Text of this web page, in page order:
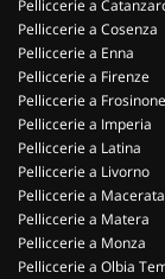
Pelliccerie a
Pelliccerie a Cosenza
Pelliccerie a Enna
Pelliccerie a Firenze
Pelliccerie a Frosinone
Pelliccerie a Imperia
Pelliccerie a Latina
Pelliccerie a Livorno
Pelliccerie a Macerata
Pelliccerie a Matera
Pelliccerie a Monza
Pelliccerie a Olbia